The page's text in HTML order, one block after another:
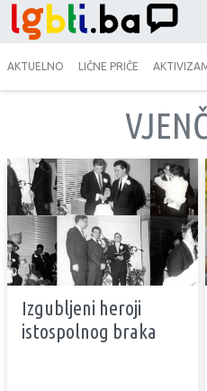
AKTUELNO LIČNE PRIČE
Izgubljeni heroji
istospolnog braka